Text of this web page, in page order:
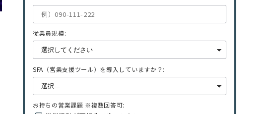
従業員規模:
SFA（営業支援ツール）を導入していますか？:
お持ちの営業課題 ※複数回答可: